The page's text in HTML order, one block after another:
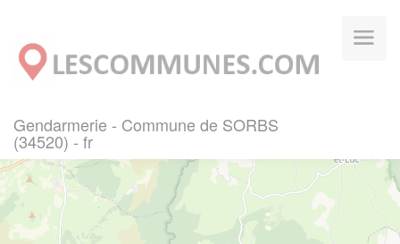
Gendarmerie - Commune de SORBS
(34520) - fr